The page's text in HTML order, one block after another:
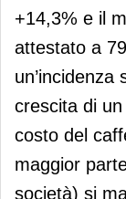
+14,3% e il
attestato a
crescita di
costo del
maggior
società) si